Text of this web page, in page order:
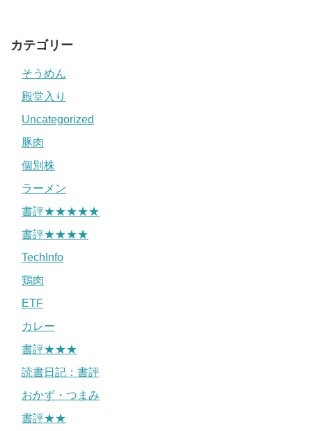
カテゴリー
そうめん
殿堂入り
Uncategorized
豚肉
個別株
ラーメン
書評★★★★★
書評★★★★
TechInfo
鶏肉
ETF
カレー
書評★★★
読書日記：書評
おかず・つまみ
書評★★